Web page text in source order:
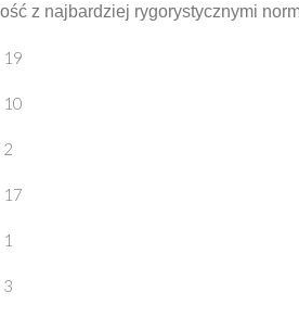
z najbardziej rygorystycznymi